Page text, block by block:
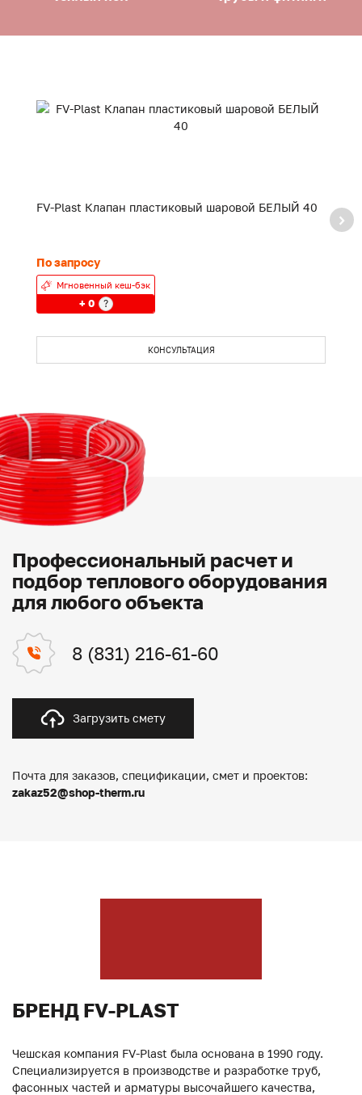
FV-Plast Клапан пластиковый шаровой БЕЛЫЙ 40
По запросу
Мгновенный кеш-бэк
+ 0 ?
КОНСУЛЬТАЦИЯ
Профессиональный расчет и
подбор теплового оборудования
для любого объекта
8 (831) 216-61-60
Загрузить смету
Почта для заказов, спецификации, смет и проектов:
zakaz52@shop-therm.ru
БРЕНД FV-PLAST
Чешская компания FV-Plast была основана в 1990 году.
Специализируется в производстве и разработке труб,
фасонных частей и арматуры высочайшего качества,